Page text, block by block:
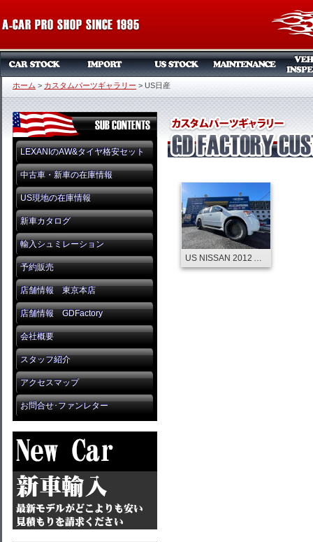
ホーム > カスタムパーツギャラリー > US日産
LEXANIのAW&タイヤ格安セット
中古車・新車の在庫情報
US現地の在庫情報
新車カタログ
輸入シュミレーション
予約販売
店舗情報 東京本店
店舗情報 GDFactory
会社概要
スタッフ紹介
アクセスマップ
お問合せ･ファンレター
US NISSAN 2012 ARMADA AUDIO CUSTOM